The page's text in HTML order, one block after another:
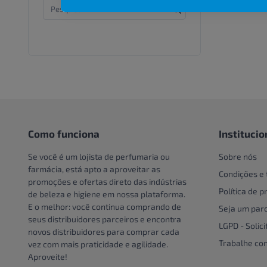
Creme e Gel Dental
Cuidados Com Os Pés
Cuidados especiais para
cabelos
Cuidados Pessoais
Descoloração
DESCOLORANTE
Aney
Asepxia
Australian Gold
Axe
Babymed
Babysec
Banana Boat
Band-Aid
Barla
Frasco
Unidade
Como funciona
Se você é um lojista de perfumaria ou
farmácia, está apto a aproveitar as
promoções e ofertas direto das indústrias
de beleza e higiene em nossa plataforma.
E o melhor: você continua comprando de
seus distribuidores parceiros e encontra
novos distribuidores para comprar cada
vez com mais praticidade e agilidade.
Aproveite!
Sobre nós
Condições
Política de
Seja um
LGPD -
Trabalhe